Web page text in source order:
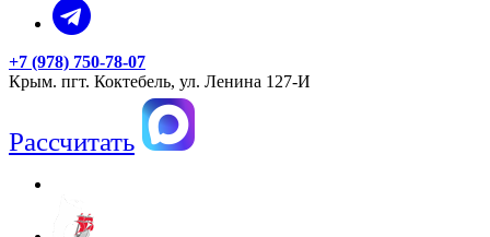
+7 (978) 750-78-07
Крым. пгт. Коктебель, ул. Ленина 127-И
Рассчитать